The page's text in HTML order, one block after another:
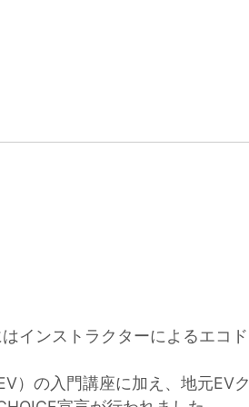
インストラクターによるエコド
）の入門講座に加え、地元EVク